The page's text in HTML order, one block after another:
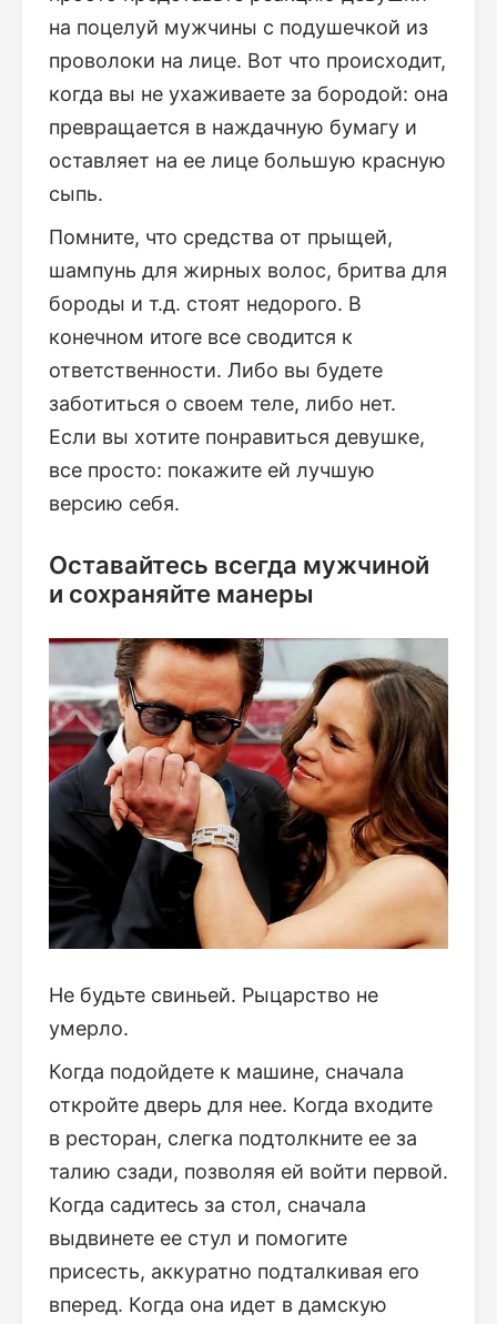
на поцелуй мужчины с подушечкой из
проволоки на лице. Вот что происходит,
когда вы не ухаживаете за бородой: она
превращается в наждачную бумагу и
оставляет на ее лице большую красную
сыпь.
Помните, что средства от прыщей,
шампунь для жирных волос, бритва для
бороды и т.д. стоят недорого. В
конечном итоге все сводится к
ответственности. Либо вы будете
заботиться о своем теле, либо нет.
Если вы хотите понравиться девушке,
все просто: покажите ей лучшую
версию себя.
Оставайтесь всегда мужчиной
и сохраняйте манеры
Не будьте свиньей. Рыцарство не
умерло.
Когда подойдете к машине, сначала
откройте дверь для нее. Когда входите
в ресторан, слегка подтолкните ее за
талию сзади, позволяя ей войти первой.
Когда садитесь за стол, сначала
выдвинете ее стул и помогите
присесть, аккуратно подталкивая его
вперед. Когда она идет в дамскую